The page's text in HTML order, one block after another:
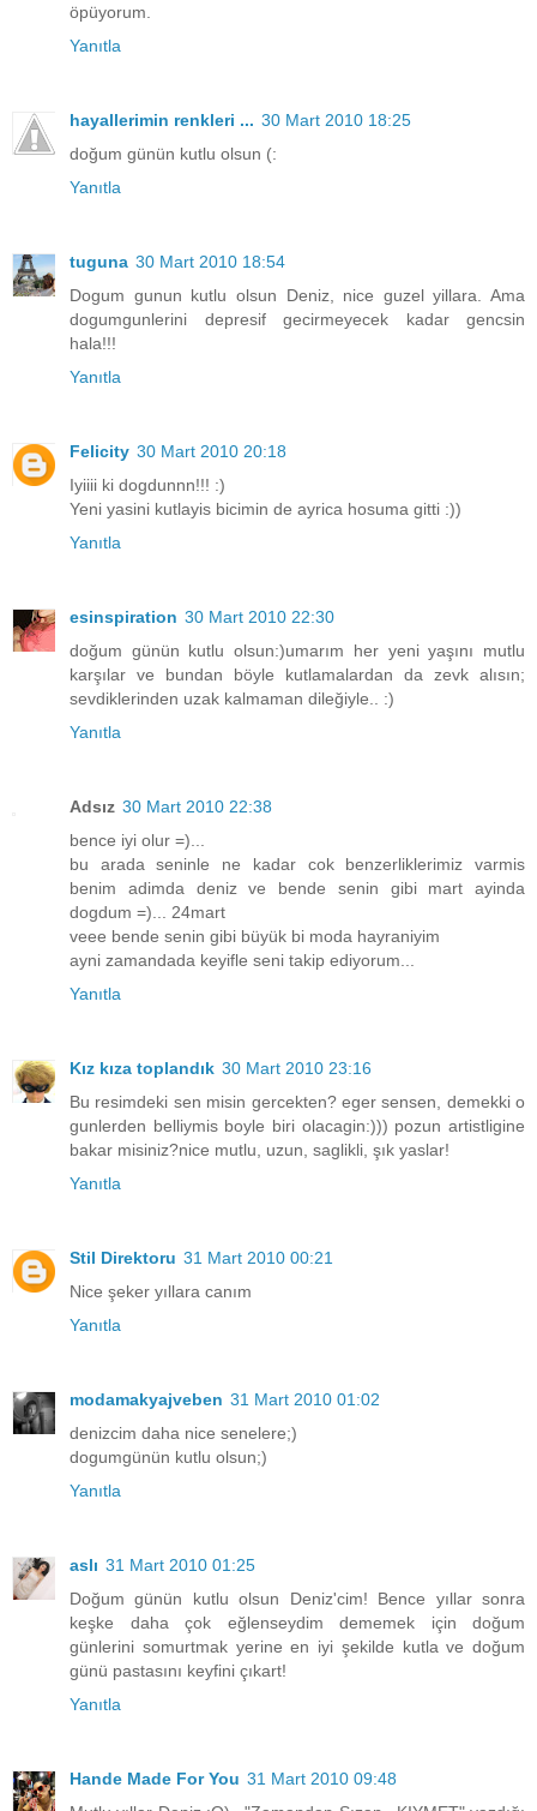
öpüyorum.
Yanıtla
hayallerimin renkleri ... 30 Mart 2010 18:25
doğum günün kutlu olsun (:
Yanıtla
tuguna 30 Mart 2010 18:54
Dogum gunun kutlu olsun Deniz, nice guzel yillara. Ama
dogumgunlerini depresif gecirmeyecek kadar gencsin
hala!!!
Yanıtla
Felicity 30 Mart 2010 20:18
Iyiiii ki dogdunnn!!! :)
Yeni yasini kutlayis bicimin de ayrica hosuma gitti :))
Yanıtla
esinspiration 30 Mart 2010 22:30
doğum günün kutlu olsun:)umarım her yeni yaşını mutlu
karşılar ve bundan böyle kutlamalardan da zevk alısın;
sevdiklerinden uzak kalmaman dileğiyle.. :)
Yanıtla
Adsız 30 Mart 2010 22:38
bence iyi olur =)...
bu arada seninle ne kadar cok benzerliklerimiz varmis
benim adimda deniz ve bende senin gibi mart ayinda
dogdum =)... 24mart
veee bende senin gibi büyük bi moda hayraniyim
ayni zamandada keyifle seni takip ediyorum...
Yanıtla
Kız kıza toplandık 30 Mart 2010 23:16
Bu resimdeki sen misin gercekten? eger sensen, demekki o
gunlerden belliymis boyle biri olacagin:))) pozun artistligine
bakar misiniz?nice mutlu, uzun, saglikli, şık yaslar!
Yanıtla
Stil Direktoru 31 Mart 2010 00:21
Nice şeker yıllara canım
Yanıtla
modamakyajveben 31 Mart 2010 01:02
denizcim daha nice senelere;)
dogumgünün kutlu olsun;)
Yanıtla
aslı 31 Mart 2010 01:25
Doğum günün kutlu olsun Deniz'cim! Bence yıllar sonra
keşke daha çok eğlenseydim dememek için doğum
günlerini somurtmak yerine en iyi şekilde kutla ve doğum
günü pastasını keyfini çıkart!
Yanıtla
Hande Made For You 31 Mart 2010 09:48